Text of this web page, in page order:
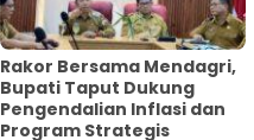
Rakor Bersama Mendagri,
Bupati Taput Dukung
Pengendalian Inflasi dan
Program Strategis